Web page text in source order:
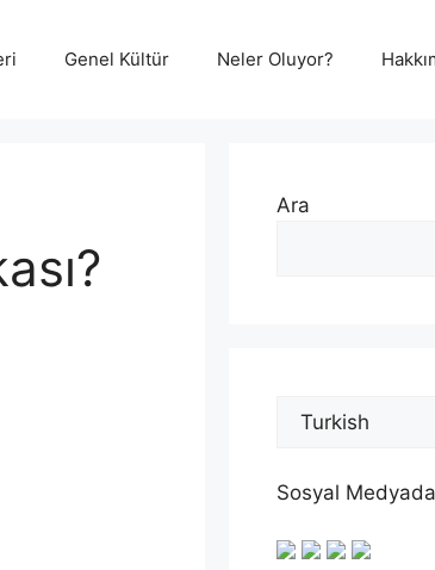
Genel Kültür Neler Oluyor?
Ara
Sosyal